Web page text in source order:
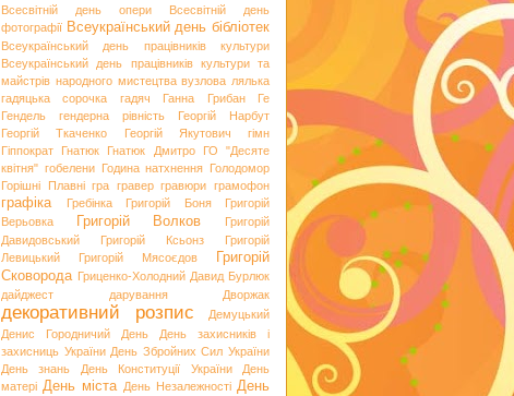
Всесвітній день опери
Всесвітній день
фотографії Всеукраїнський день бібліотек
Всеукраїнський день працівників культури
Всеукраїнський день працівників культури та
майстрів народного мистецтва вузлова лялька
гадяцька сорочка
гадяч Ганна Грибан
Ге
Гендель
гендерна рівність
Георгій Нарбут
Георгій Ткаченко
Георгій Якутович
гімн
Гіппократ
Гнатюк Гнатюк Дмитро
ГО "Десяте
квітня" гобелени Година натхнення Голодомор
Горішні Плавні гра гравер гравюри грамофон
графіка Гребінка Григорій Боня
Григорій
Верьовка
Григорій Волков
Григорій
Давидовський
Григорій Ксьонз
Григорій
Левицький
Григорій Мясоєдов
Григорій
Сковорода Гриценко-Холодний Давид Бурлюк
дайджест
дарування Дворжак
декоративний розпис
Демуцький
Денис Городничий
День
День захисників і
захисниць України День Збройних Сил України
День знань
День Конституції України
День
матері День міста День Незалежності День